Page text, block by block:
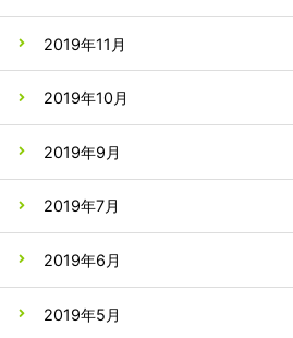
2019年11月
2019年10月
2019年9月
2019年7月
2019年6月
2019年5月